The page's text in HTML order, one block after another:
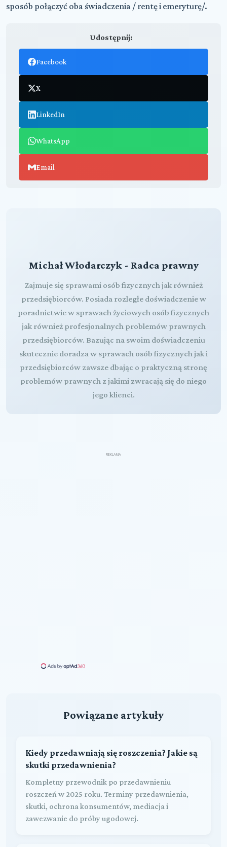
sposób połączyć oba świadczenia / rentę i emeryturę/.
Udostępnij:
Facebook
X
LinkedIn
WhatsApp
Email
Michał Włodarczyk - Radca prawny
Zajmuje się sprawami osób fizycznych jak również
przedsiębiorców. Posiada rozległe doświadczenie w
poradnictwie w sprawach życiowych osób fizycznych
jak również profesjonalnych problemów prawnych
przedsiębiorców. Bazując na swoim doświadczeniu
skutecznie doradza w sprawach osób fizycznych jak i
przedsiębiorców zawsze dbając o praktyczną stronę
problemów prawnych z jakimi zwracają się do niego
jego klienci.
REKLAMA
Powiązane artykuły
Kiedy przedawniają się roszczenia? Jakie są
skutki przedawnienia?
Kompletny przewodnik po przedawnieniu
roszczeń w 2025 roku. Terminy przedawnienia,
skutki, ochrona konsumentów, mediacja i
zawezwanie do próby ugodowej.